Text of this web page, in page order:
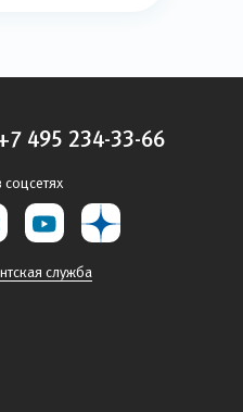
495 234-33-66
служба